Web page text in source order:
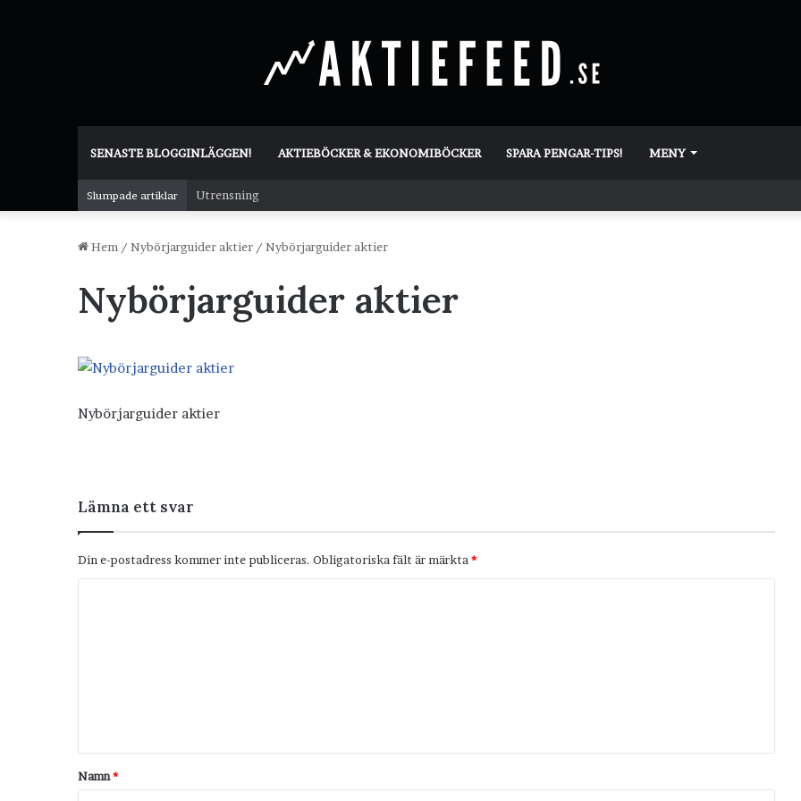
SENASTE BLOGGINLÄGGEN! AKTIEBÖCKER & EKONOMIBÖCKER SPARA PENGAR-TIPS! MENY
Slumpade artiklar Utrensning
Hem / Nybörjarguider aktier / Nybörjarguider aktier
Nybörjarguider aktier
Nybörjarguider aktier
Lämna ett svar
Din e-postadress kommer inte publiceras. Obligatoriska fält är märkta *
t
a
Namn*